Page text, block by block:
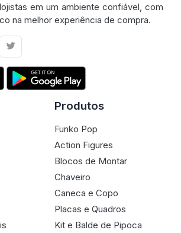
em um ambiente confiável, com
na melhor experiência de compra.
Produtos
Funko Pop
Action Figures
Blocos de Montar
Chaveiro
Caneca e Copo
Placas e Quadros
Kit e Balde de Pipoca